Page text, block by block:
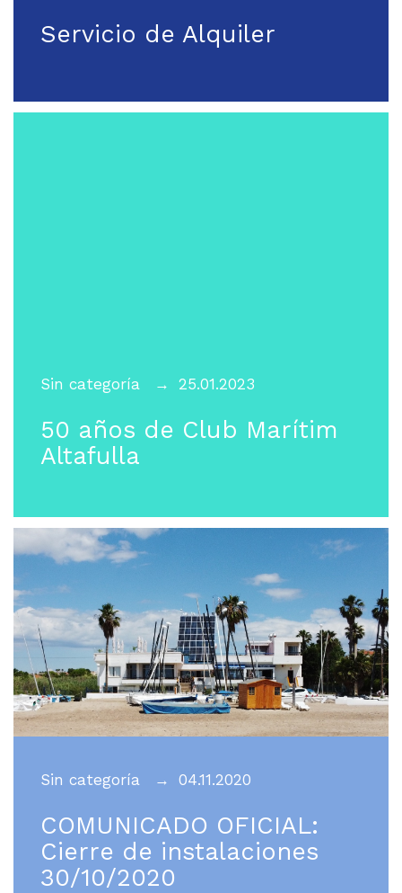
Servicio de Alquiler
Sin categoría 25.01.2023
50 años de Club Marítim
Altafulla
Sin categoría 04.11.2020
COMUNICADO OFICIAL:
Cierre de instalaciones
30/10/2020